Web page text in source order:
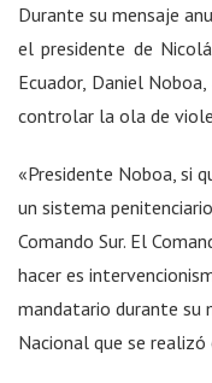
Durante su mensaje
el presidente de
Ecuador, Daniel
controlar la ola de
«Presidente Noboa, si
un sistema
Comando Sur. El
hacer es
mandatario durante su
Nacional que se